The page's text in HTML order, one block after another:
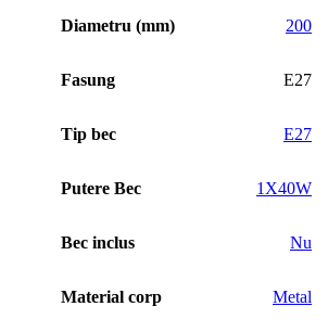
Diametru (mm) 200
Fasung E27
Tip bec E27
Putere Bec 1X40W
Bec inclus Nu
Material corp Metal